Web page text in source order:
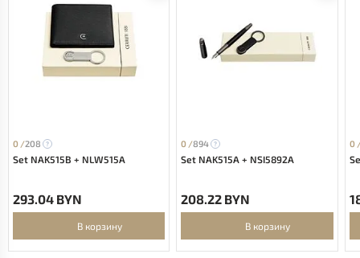
0 /208
Set NAK515B + NLW515A
293.04 BYN
В корзину
0 /894
Set NAK515A + NSI5892A
208.22 BYN
В корзину
0